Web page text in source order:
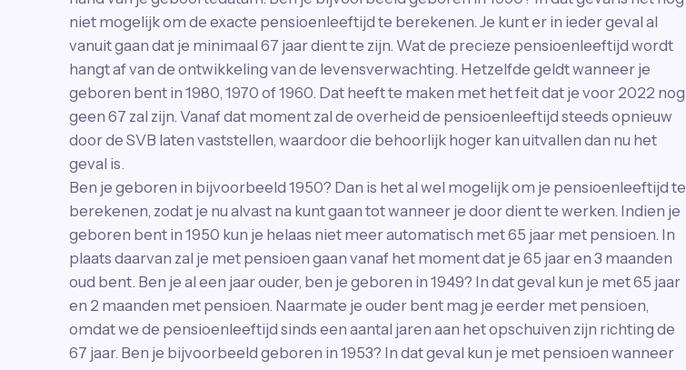
niet mogelijk om de exacte pensioenleeftijd te berekenen. Je kunt er in ieder geval al
vanuit gaan dat je minimaal 67 jaar dient te zijn. Wat de precieze pensioenleeftijd wordt
hangt af van de ontwikkeling van de levensverwachting. Hetzelfde geldt wanneer je
geboren bent in 1980, 1970 of 1960. Dat heeft te maken met het feit dat je voor 2022 nog
geen 67 zal zijn. Vanaf dat moment zal de overheid de pensioenleeftijd steeds opnieuw
door de SVB laten vaststellen, waardoor die behoorlijk hoger kan uitvallen dan nu het
geval is.
Ben je geboren in bijvoorbeeld 1950? Dan is het al wel mogelijk om je pensioenleeftijd te
berekenen, zodat je nu alvast na kunt gaan tot wanneer je door dient te werken. Indien je
geboren bent in 1950 kun je helaas niet meer automatisch met 65 jaar met pensioen. In
plaats daarvan zal je met pensioen gaan vanaf het moment dat je 65 jaar en 3 maanden
oud bent. Ben je al een jaar ouder, ben je geboren in 1949? In dat geval kun je met 65 jaar
en 2 maanden met pensioen. Naarmate je ouder bent mag je eerder met pensioen,
omdat we de pensioenleeftijd sinds een aantal jaren aan het opschuiven zijn richting de
67 jaar. Ben je bijvoorbeeld geboren in 1953? In dat geval kun je met pensioen wanneer